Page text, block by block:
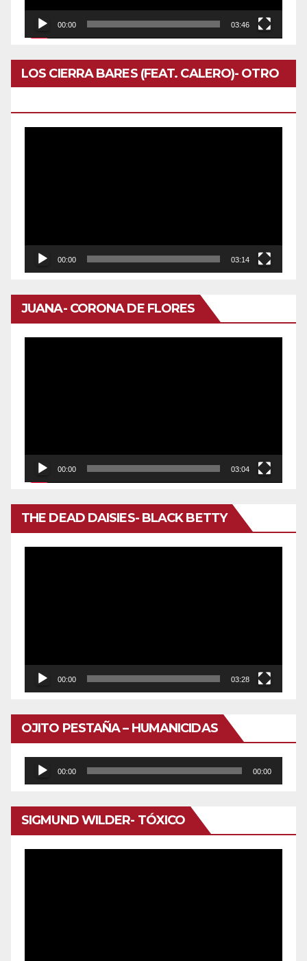
00:00 03:46
LOS CIERRA BARES (FEAT. CALERO)- OTRO
00:00 03:14
JUANA- CORONA DE FLORES
00:00 03:04
THE DEAD DAISIES- BLACK BETTY
00:00 03:28
OJITO PESTAÑA – HUMANICIDAS
Reproductor
de
audio
00:00 00:00
SIGMUND WILDER- TÓXICO